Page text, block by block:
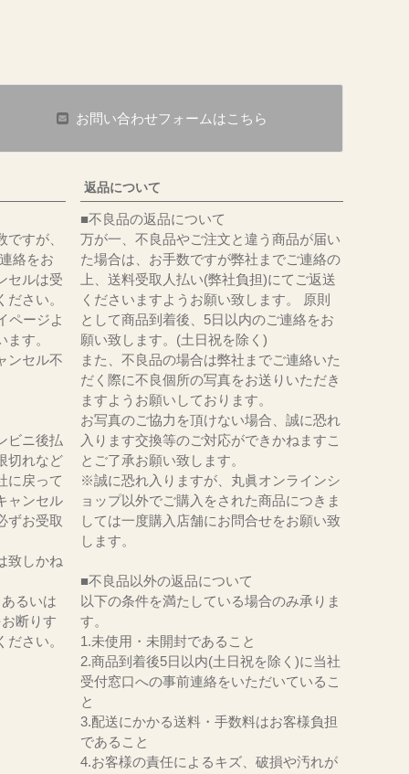
お問い合わせフォームはこちら
すが、
絡をお
セルは受
さい。
ページよ
す。
ンセル不
ビニ後払
切れなど
に戻って
ャンセル
ずお受取
致しかね
るいは
断りす
さい。
返品について
■不良品の返品について
万が一、不良品やご注文と違う商品が届い
た場合は、お手数ですが弊社までご連絡の
上、送料受取人払い(弊社負担)にてご返送
くださいますようお願い致します。 原則
として商品到着後、5日以内のご連絡をお
願い致します。(土日祝を除く)
また、不良品の場合は弊社までご連絡いた
だく際に不良個所の写真をお送りいただき
ますようお願いしております。
お写真のご協力を頂けない場合、誠に恐れ
入ります交換等のご対応ができかねますこ
とご了承お願い致します。
※誠に恐れ入りますが、丸眞オンラインシ
ョップ以外でご購入をされた商品につきま
しては一度購入店舗にお問合せをお願い致
します。
■不良品以外の返品について
以下の条件を満たしている場合のみ承りま
す。
1.未使用・未開封であること
2.商品到着後5日以内(土日祝を除く)に当社
受付窓口への事前連絡をいただいているこ
と
3.配送にかかる送料・手数料はお客様負担
であること
4.お客様の責任によるキズ、破損や汚れが